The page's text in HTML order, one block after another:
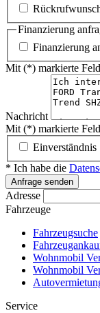
Finanzierung
Finanzierung
Mit (*) markierte
Nachricht
Mit (*) markierte
Einverständnis
* Ich habe die
Anfrage senden
Adresse
Fahrzeuge
Fahrzeugsuche
Wohnmobil
Wohnmobil
Service